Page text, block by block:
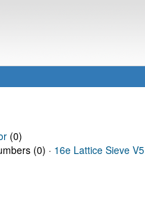
(0)
(0) · 16e Lattice Sieve V5